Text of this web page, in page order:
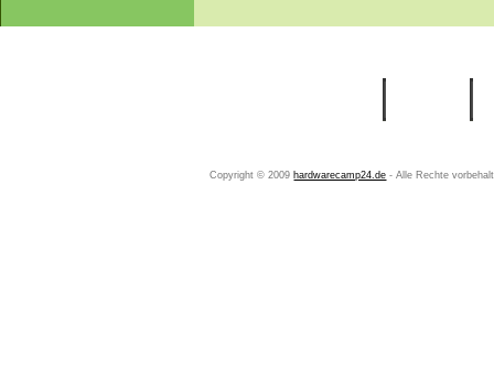
Copyright © 2009 hardwarecamp24.de - Alle Rechte